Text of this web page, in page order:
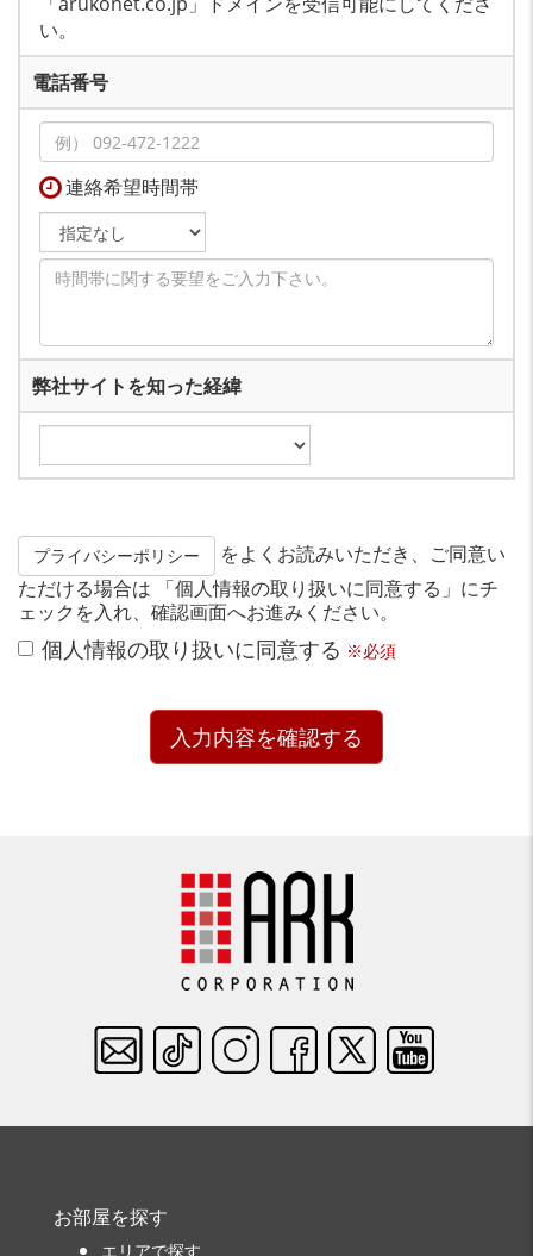
い。
電話番号
連絡希望時間帯
弊社サイトを知った経緯
プライバシーポリシー
をよくお読みいただき、ご同意い
ただける場合は 「個人情報の取り扱いに同意する」にチ
ェックを入れ、確認画面へお進みください。
個人情報の取り扱いに同意する ※必須
入力内容を確認する
お部屋を探す
エリアで探す